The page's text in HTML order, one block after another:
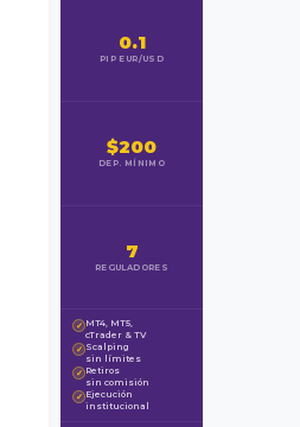
0.1
PIP EUR/USD
$200
DEP. MÍNIMO
7
REGULADORES
✓ MT4, MT5,
cTrader & TV
✓ Scalping
sin límites
✓ Retiros
sin comisión
✓ Ejecución
institucional